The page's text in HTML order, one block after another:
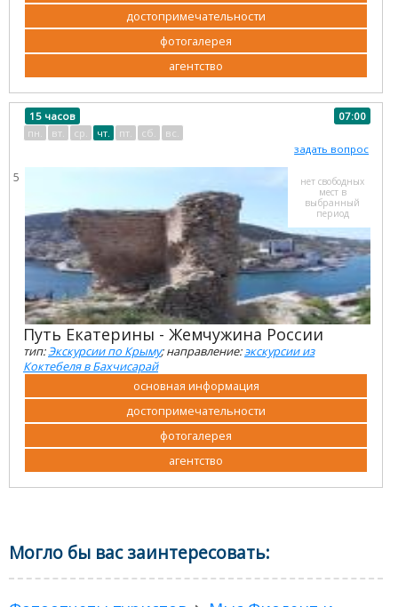
достопримечательности
фотогалерея
агентство
5
15 часов
07:00
пн.
вт. ср. чт. пт. сб.
вс.
задать вопрос
нет свободных
мест в
выбранный
период
Путь Екатерины - Жемчужина России
тип:Экскурсии по Крыму; направление:экскурсии из
Коктебеля в Бахчисарай
основная информация
достопримечательности
фотогалерея
агентство
Могло бы вас заинтересовать: